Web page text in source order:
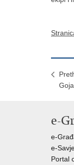
e-
e-
e-
Portal